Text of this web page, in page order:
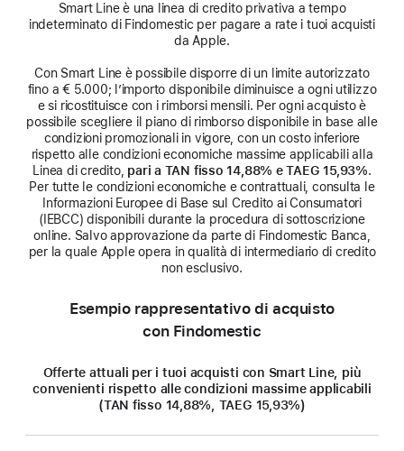
Smart Line è una linea di credito privativa a tempo
indeterminato di Findomestic per pagare a rate i tuoi acquisti
da Apple.
Con Smart Line è possibile disporre di un limite autorizzato
fino a € 5.000; l’importo disponibile diminuisce a ogni utilizzo
e si ricostituisce con i rimborsi mensili. Per ogni acquisto è
possibile scegliere il piano di rimborso disponibile in base alle
condizioni promozionali in vigore, con un costo inferiore
rispetto alle condizioni economiche massime applicabili alla
Linea di credito, pari a TAN fisso 14,88% e TAEG 15,93%.
Per tutte le condizioni economiche e contrattuali, consulta le
Informazioni Europee di Base sul Credito ai Consumatori
(IEBCC) disponibili durante la procedura di sottoscrizione
online. Salvo approvazione da parte di Findomestic Banca,
per la quale Apple opera in qualità di intermediario di credito
non esclusivo.
Esempio rappresentativo di acquisto
con Findomestic
Offerte attuali per i tuoi acquisti con Smart Line, più
convenienti rispetto alle condizioni massime applicabili
(TAN fisso 14,88%, TAEG 15,93%)